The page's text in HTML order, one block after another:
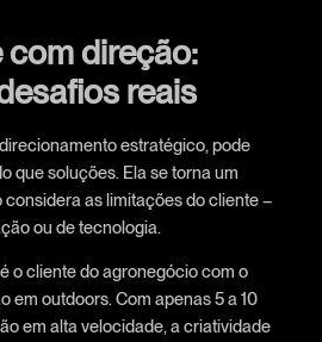
direção:
reais
estratégico, pode
que soluções. Ela se torna um
considera as limitações do cliente –
ou de tecnologia.
o cliente do agronegócio com o
em outdoors. Com apenas 5 a 10
em alta velocidade, a criatividade